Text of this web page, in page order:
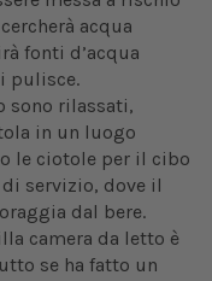
acqua
fonti d’acqua
pulisce.
sono rilassati,
in un luogo
le ciotole per il cibo
servizio, dove il
dal bere.
camera da letto è
se ha fatto un